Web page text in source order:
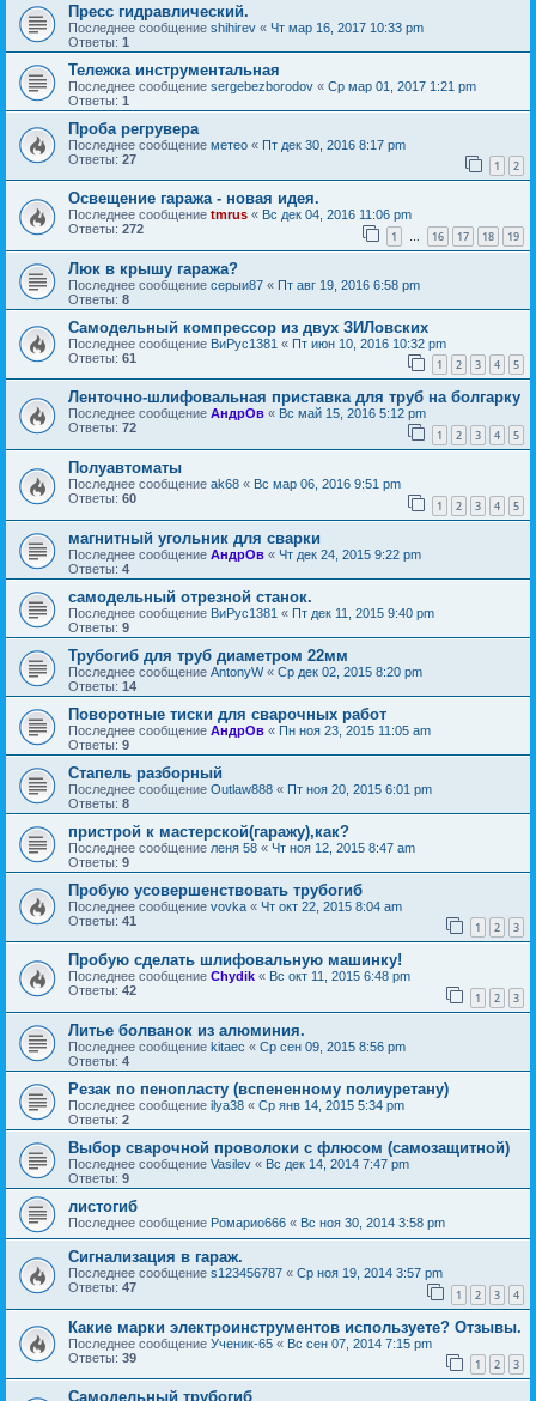
Пресс гидравлический.
Последнее сообщение shihirev « Чт мар 16, 2017 10:33 pm
Ответы: 1
Тележка инструментальная
Последнее сообщение sergebezborodov « Ср мар 01, 2017 1:21 pm
Ответы: 1
Проба регрувера
Последнее сообщение метео « Пт дек 30, 2016 8:17 pm
Ответы: 27 1 2
Освещение гаража - новая идея.
Последнее сообщение tmrus « Вс дек 04, 2016 11:06 pm
Ответы: 272 1 … 16 17 18 19
Люк в крышу гаража?
Последнее сообщение серыи87 « Пт авг 19, 2016 6:58 pm
Ответы: 8
Самодельный компрессор из двух ЗИЛовских
Последнее сообщение ВиРус1381 « Пт июн 10, 2016 10:32 pm
Ответы: 61 1 2 3 4 5
Ленточно-шлифовальная приставка для труб на болгарку
Последнее сообщение АндрОв « Вс май 15, 2016 5:12 pm
Ответы: 72 1 2 3 4 5
Полуавтоматы
Последнее сообщение ak68 « Вс мар 06, 2016 9:51 pm
Ответы: 60 1 2 3 4 5
магнитный угольник для сварки
Последнее сообщение АндрОв « Чт дек 24, 2015 9:22 pm
Ответы: 4
самодельный отрезной станок.
Последнее сообщение ВиРус1381 « Пт дек 11, 2015 9:40 pm
Ответы: 9
Трубогиб для труб диаметром 22мм
Последнее сообщение AntonyW« Ср дек 02, 2015 8:20 pm
Ответы: 14
Поворотные тиски для сварочных работ
Последнее сообщение АндрОв « Пн ноя 23, 2015 11:05 am
Ответы: 9
Стапель разборный
Последнее сообщение Outlaw888 « Пт ноя 20, 2015 6:01 pm
Ответы: 8
пристрой к мастерской(гаражу),как?
Последнее сообщение леня 58 « Чт ноя 12, 2015 8:47 am
Ответы: 9
Пробую усовершенствовать трубогиб
Последнее сообщение vovka « Чт окт 22, 2015 8:04 am
Ответы: 41 1 2 3
Пробую сделать шлифовальную машинку!
Последнее сообщение Chydik « Вс окт 11, 2015 6:48 pm
Ответы: 42 1 2 3
Литье болванок из алюминия.
Последнее сообщение kitaec « Ср сен 09, 2015 8:56 pm
Ответы: 4
Резак по пенопласту (вспененному полиуретану)
Последнее сообщение ilya38 « Ср янв 14, 2015 5:34 pm
Ответы: 2
Выбор сварочной проволоки с флюсом (самозащитной)
Последнее сообщение Vasilev « Вс дек 14, 2014 7:47 pm
Ответы: 9
листогиб
Последнее сообщение Ромарио666 « Вс ноя 30, 2014 3:58 pm
Сигнализация в гараж.
Последнее сообщение s123456787 « Ср ноя 19, 2014 3:57 pm
Ответы: 47 1 2 3 4
Какие марки электроинструментов используете? Отзывы.
Последнее сообщение Ученик-65 « Вс сен 07, 2014 7:15 pm
Ответы: 39 1 2 3
Самодельный трубогиб